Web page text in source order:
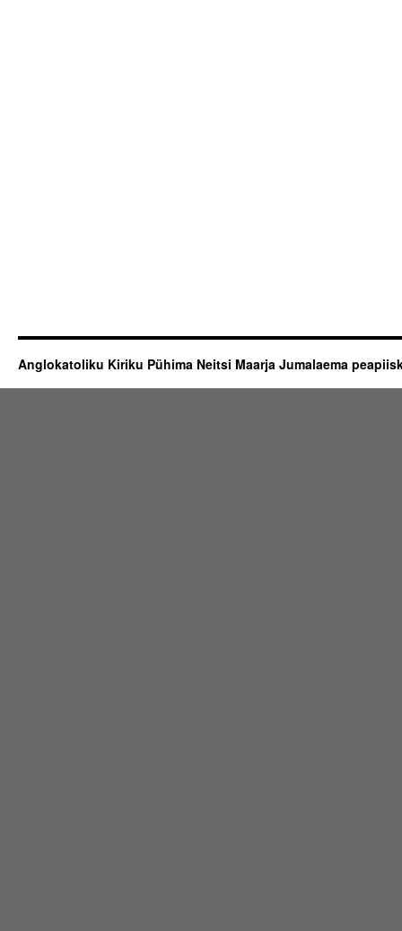
Anglokatoliku Kiriku Pühima Neitsi Maarja Jumalaema